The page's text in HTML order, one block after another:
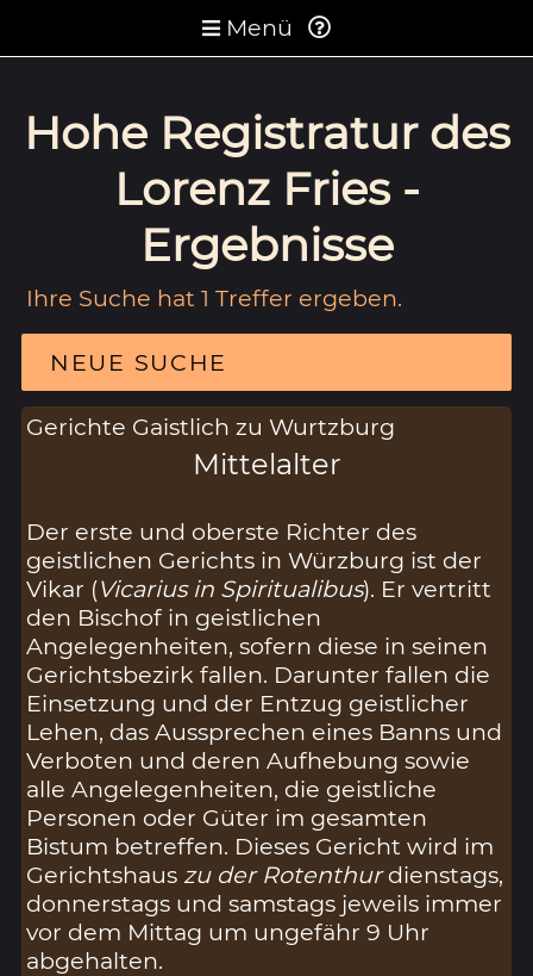
Menü
Hohe Registratur des
Lorenz Fries -
Ergebnisse
Ihre Suche hat 1 Treffer ergeben.
NEUE SUCHE
Gerichte Gaistlich zu Wurtzburg
Mittelalter
Der erste und oberste Richter des
geistlichen Gerichts in Würzburg ist der
Vikar (Vicarius in Spiritualibus). Er vertritt
den Bischof in geistlichen
Angelegenheiten, sofern diese in seinen
Gerichtsbezirk fallen. Darunter fallen die
Einsetzung und der Entzug geistlicher
Lehen, das Aussprechen eines Banns und
Verboten und deren Aufhebung sowie
alle Angelegenheiten, die geistliche
Personen oder Güter im gesamten
Bistum betreffen. Dieses Gericht wird im
Gerichtshaus zu der Rotenthurdienstags,
donnerstags und samstags jeweils immer
vor dem Mittag um ungefähr 9 Uhr
abgehalten.